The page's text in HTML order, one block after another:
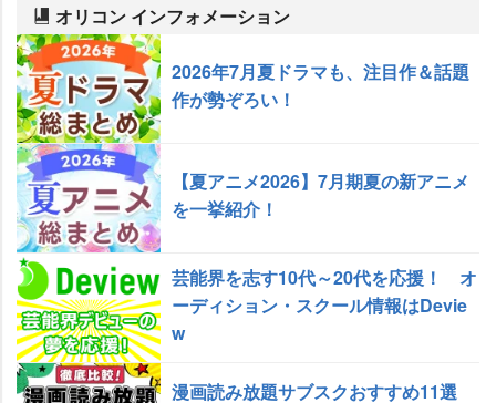
オリコン インフォメーション
2026年7月夏ドラマも、注目作＆話題
作が勢ぞろい！
【夏アニメ2026】7月期夏の新アニメ
を一挙紹介！
芸能界を志す10代～20代を応援！ オ
ーディション・スクール情報はDevie
w
漫画読み放題サブスクおすすめ11選